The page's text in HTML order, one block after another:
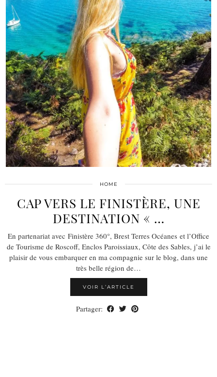
HOME
CAP VERS LE FINISTÈRE, UNE
DESTINATION « …
En partenariat avec Finistère 360°, Brest Terres Océanes et l’Office
de Tourisme de Roscoff, Enclos Paroissiaux, Côte des Sables, j’ai le
plaisir de vous embarquer en ma compagnie sur le blog, dans une
très belle région de…
VOIR L’ARTICLE
Partager: